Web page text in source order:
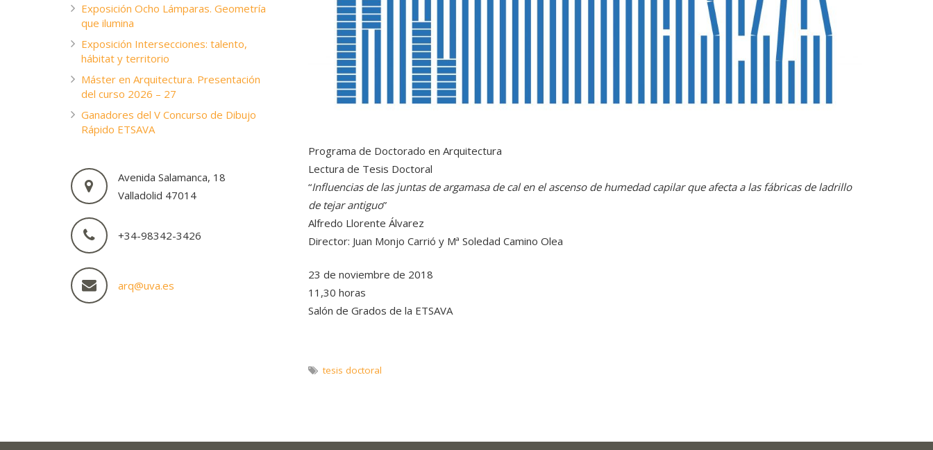
Programa de Doctorado en Arquitectura
Lectura de Tesis Doctoral
“Influencias de las juntas de argamasa de cal en el ascenso de humedad capilar que afecta a las fábricas de ladrillo
de tejar antiguo”
Alfredo Llorente Álvarez
Director: Juan Monjo Carrió y Mª Soledad Camino Olea
23 de noviembre de 2018
11,30 horas
Salón de Grados de la ETSAVA
tesis doctoral
Exposición Ocho Lámparas. Geometría
que ilumina
Exposición Intersecciones: talento,
hábitat y territorio
Máster en Arquitectura. Presentación
del curso 2026 – 27
Ganadores del V Concurso de Dibujo
Rápido ETSAVA
Avenida Salamanca, 18
Valladolid 47014
+34-98342-3426
arq@uva.es